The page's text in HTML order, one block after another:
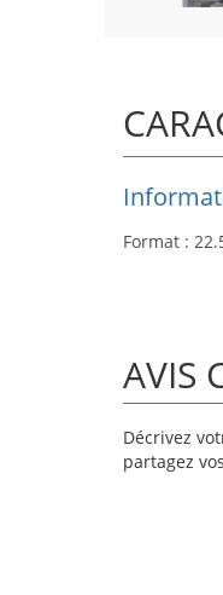
Format :
AVIS
Décrivez
partagez